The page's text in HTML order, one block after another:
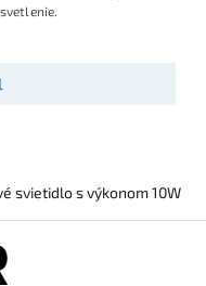
svietidlo s výkonom 10W